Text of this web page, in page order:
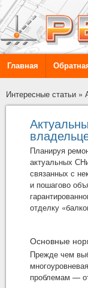
Главная
Интересные статьи »
Планируя
актуальных
связанных с
и пошагово
отделку
Основные
Прежде чем
проблемам —